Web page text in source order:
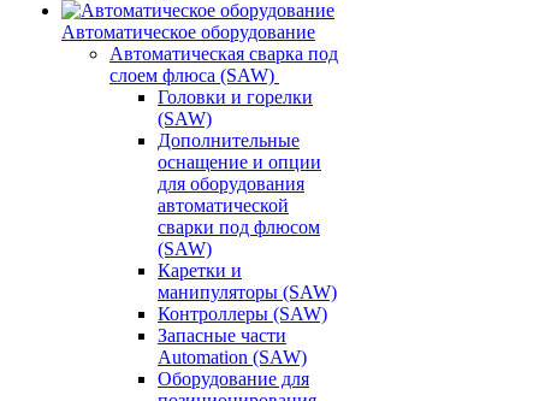
Автоматическое оборудование
Автоматическая сварка под
слоем флюса (SAW)
Головки и горелки
(SAW)
Дополнительные
оснащение и опции
для оборудования
автоматической
сварки под флюсом
(SAW)
Каретки и
манипуляторы (SAW)
Контроллеры (SAW)
Запасные части
Automation (SAW)
Оборудование для